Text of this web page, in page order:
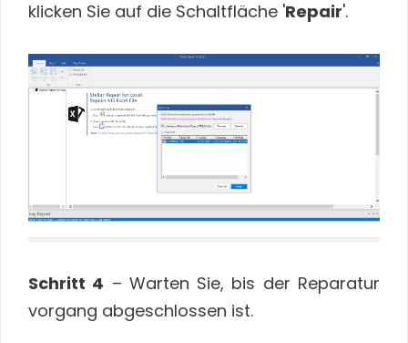
klicken Sie auf die Schaltfläche 'Repair'.
Schritt 4 – Warten Sie, bis der Reparatur
vorgang abgeschlossen ist.